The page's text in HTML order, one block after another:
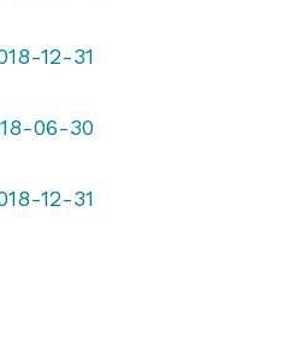
12-31
06-30
12-31